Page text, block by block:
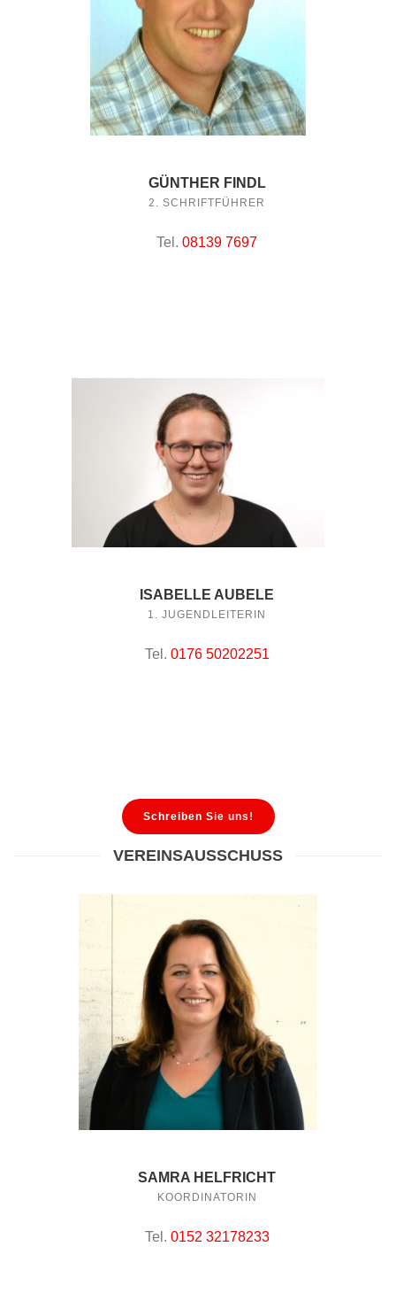
GÜNTHER FINDL
2. SCHRIFTFÜHRER
Tel. 08139 7697
ISABELLE AUBELE
1. JUGENDLEITERIN
Tel. 0176 50202251
Schreiben Sie uns!
VEREINSAUSSCHUSS
SAMRA HELFRICHT
KOORDINATORIN
Tel. 0152 32178233